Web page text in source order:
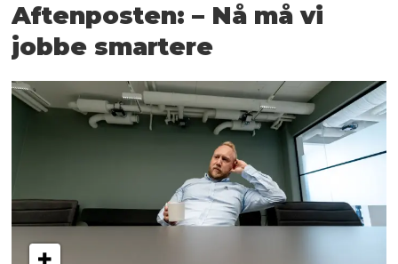
Aftenposten: – Nå må vi
jobbe smartere